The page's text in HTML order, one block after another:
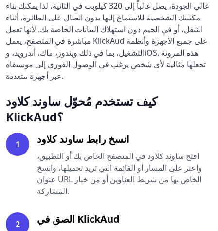
عالي الجودة، يصل غالباً إلى 320 كيلوبت في الثانية، لذا يمكنك بناء
مكتبتك الشخصية للاستماع إليها بدون اتصال على الطائرة، أثناء
التنقل، أو في الجيم دون استهلاك البيانات الخاصة بك. لأنها تعمل
مباشرة في المتصفح، يعمل KlickAud على جميع الأجهزة وأنظمة
التشغيل، بما في ذلك ويندوز، ماك، أندرويد، وiOS. هذه المرونة
تجعلها مثالية لأي شخص يرغب في الوصول الفوري إلى موسيقاه
عبر أجهزة متعددة.
كيف تستخدم مُحوّل ساوند كلاود
KlickAud؟
1 انسخ رابط ساوند كلاود
افتح ساوند كلاود في المتصفح الخاص بك أو التطبيق،
واعثر على المسار أو القائمة التي تريد تحميلها، وانسخ
عنوان URL الخاص بها من شريط العناوين أو من خيار
المشاركة.
2 الصق في KlickAud